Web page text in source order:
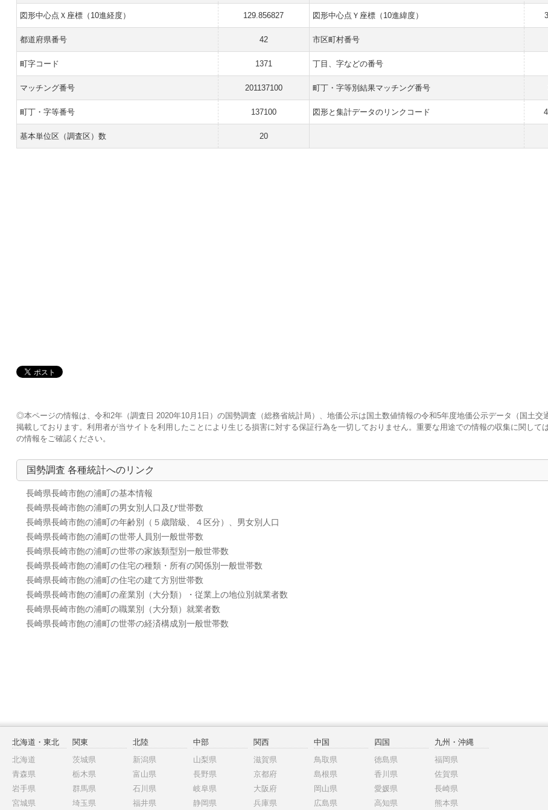
図形中心点Ｘ座標（10進経度） 129.856827 図形中心点Ｙ座標（10進緯度）
都道府県番号 42 市区町村番号
町字コード 1371 丁目、字などの番号
マッチング番号 201137100 町丁・字等別結果マッチング番号
町丁・字等番号 137100 図形と集計データのリンクコード
基本単位区（調査区）数 20
◎本ページの情報は、令和2年（調査日 2020年10月1日）の国勢調査（総務省統計局）、地価公示は国土数値情報の令和5年度地価公示データ（国土交
掲載しております。利用者が当サイトを利用したことにより生じる損害に対する保証行為を一切しておりません。重要な用途での情報の収集に関して
の情報をご確認ください。
国勢調査 各種統計へのリンク
長崎県長崎市飽の浦町の基本情報
長崎県長崎市飽の浦町の男女別人口及び世帯数
長崎県長崎市飽の浦町の年齢別（５歳階級、４区分）、男女別人口
長崎県長崎市飽の浦町の世帯人員別一般世帯数
長崎県長崎市飽の浦町の世帯の家族類型別一般世帯数
長崎県長崎市飽の浦町の住宅の種類・所有の関係別一般世帯数
長崎県長崎市飽の浦町の住宅の建て方別世帯数
長崎県長崎市飽の浦町の産業別（大分類）・従業上の地位別就業者数
長崎県長崎市飽の浦町の職業別（大分類）就業者数
長崎県長崎市飽の浦町の世帯の経済構成別一般世帯数
北海道・東北
北海道
青森県
岩手県
宮城県
関東
茨城県
栃木県
群馬県
埼玉県
北陸
新潟県
富山県
石川県
福井県
中部
山梨県
長野県
岐阜県
静岡県
関西
滋賀県
京都府
大阪府
兵庫県
中国
鳥取県
島根県
岡山県
広島県
四国
徳島県
香川県
愛媛県
高知県
九州・沖縄
福岡県
佐賀県
長崎県
熊本県